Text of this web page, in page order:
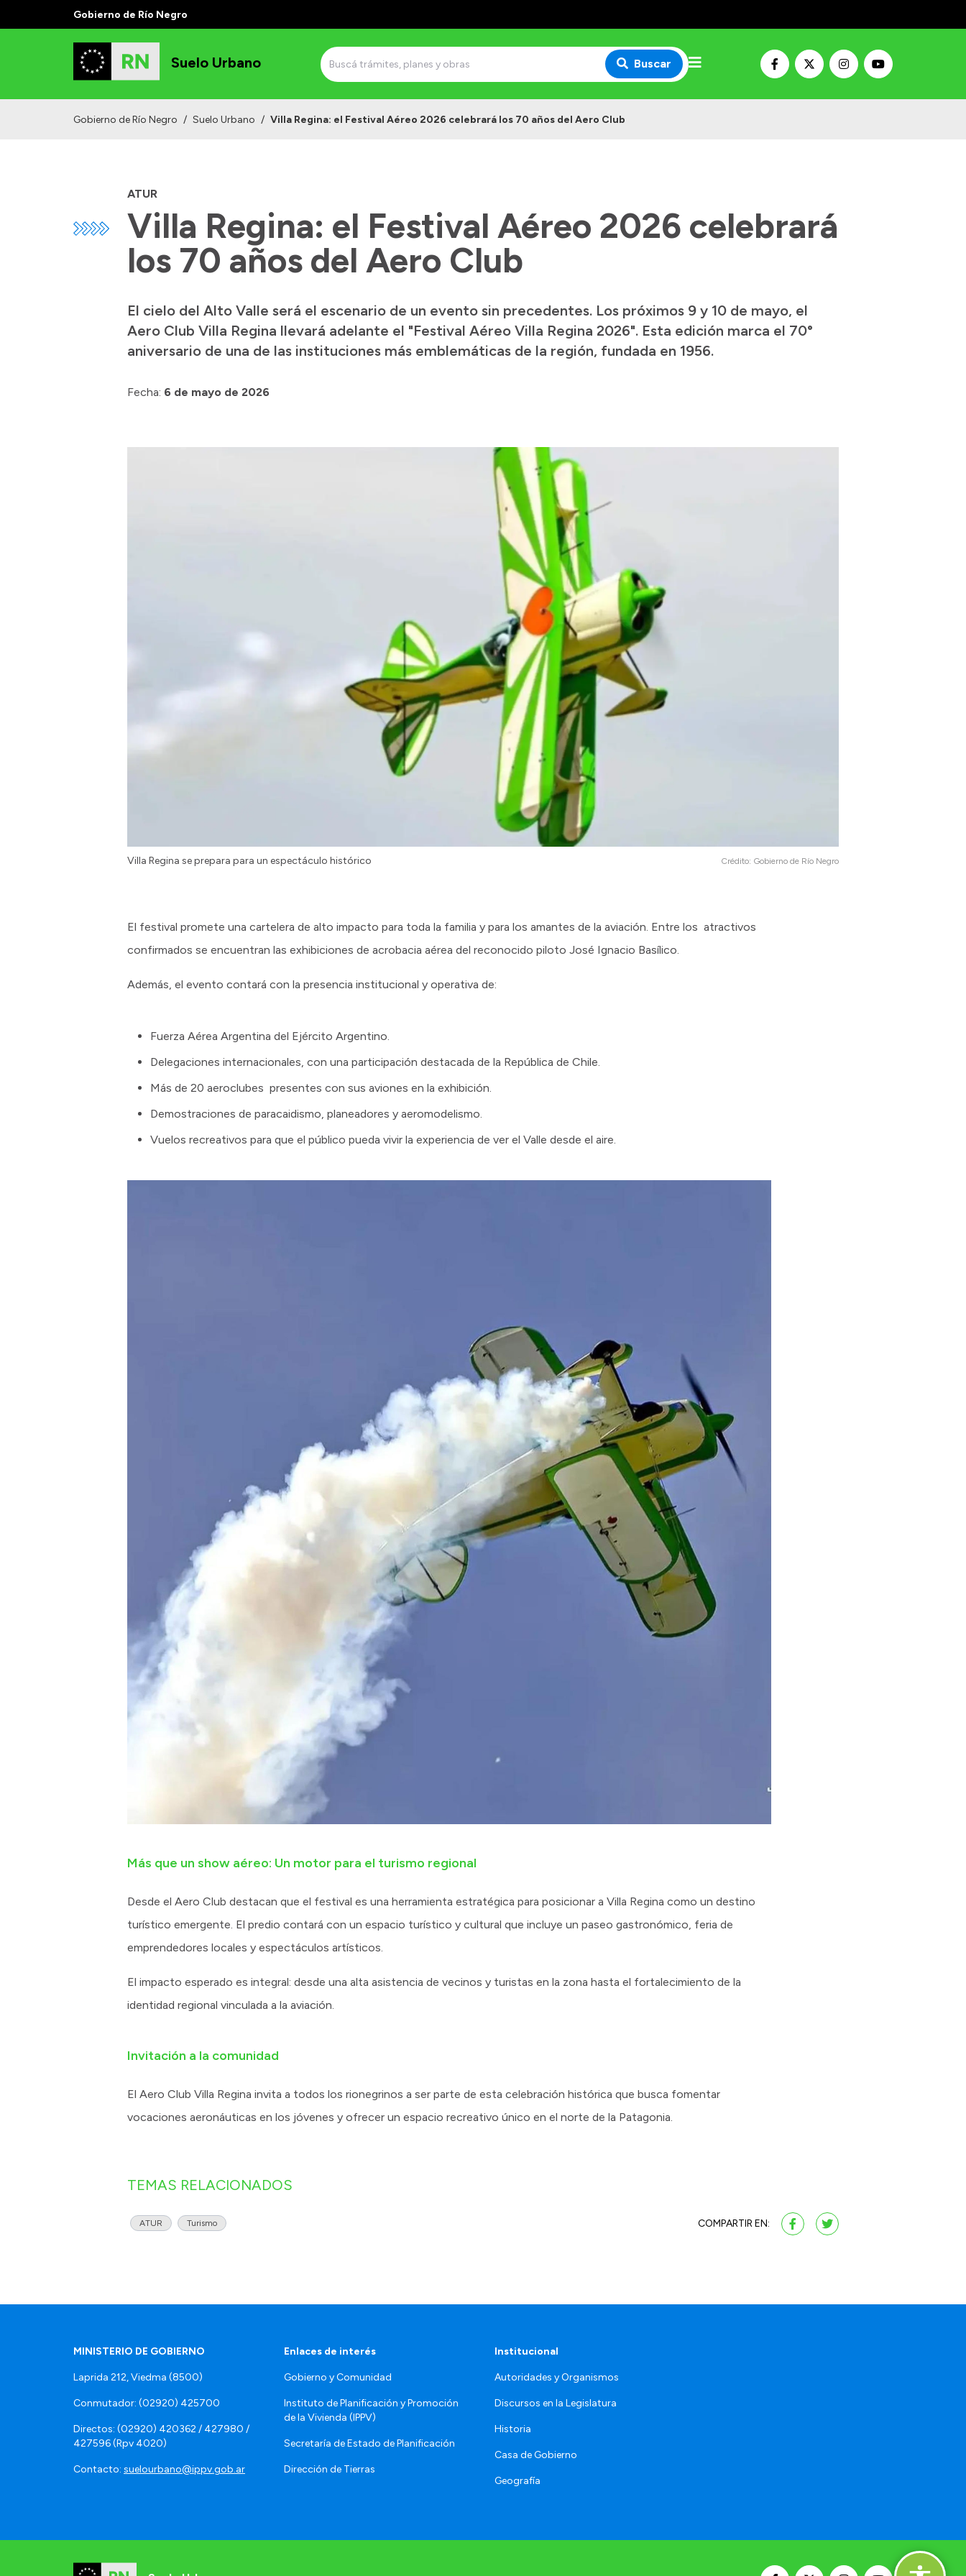
Gobierno de Río Negro
Suelo Urbano Buscar
Gobierno de Río Negro / Suelo Urbano / Villa Regina: el Festival Aéreo 2026 celebrará los 70 años del Aero Club
ATUR
Villa Regina: el Festival Aéreo 2026 celebrará
los 70 años del Aero Club
El cielo del Alto Valle será el escenario de un evento sin precedentes. Los próximos 9 y 10 de mayo, el
Aero Club Villa Regina llevará adelante el "Festival Aéreo Villa Regina 2026". Esta edición marca el 70°
aniversario de una de las instituciones más emblemáticas de la región, fundada en 1956.
Fecha: 6 de mayo de 2026
Villa Regina se prepara para un espectáculo histórico Crédito: Gobierno de Río Negro
El festival promete una cartelera de alto impacto para toda la familia y para los amantes de la aviación. Entre los atractivos
confirmados se encuentran las exhibiciones de acrobacia aérea del reconocido piloto José Ignacio Basílico.
Además, el evento contará con la presencia institucional y operativa de:
Fuerza Aérea Argentina del Ejército Argentino.
Delegaciones internacionales, con una participación destacada de la República de Chile.
Más de 20 aeroclubes presentes con sus aviones en la exhibición.
Demostraciones de paracaidismo, planeadores y aeromodelismo.
Vuelos recreativos para que el público pueda vivir la experiencia de ver el Valle desde el aire.
Más que un show aéreo: Un motor para el turismo regional
Desde el Aero Club destacan que el festival es una herramienta estratégica para posicionar a Villa Regina como un destino
turístico emergente. El predio contará con un espacio turístico y cultural que incluye un paseo gastronómico, feria de
emprendedores locales y espectáculos artísticos.
El impacto esperado es integral: desde una alta asistencia de vecinos y turistas en la zona hasta el fortalecimiento de la
identidad regional vinculada a la aviación.
Invitación a la comunidad
El Aero Club Villa Regina invita a todos los rionegrinos a ser parte de esta celebración histórica que busca fomentar
vocaciones aeronáuticas en los jóvenes y ofrecer un espacio recreativo único en el norte de la Patagonia.
TEMAS RELACIONADOS
ATUR Turismo COMPARTIR EN:
MINISTERIO DE GOBIERNO
Laprida 212, Viedma (8500)
Conmutador: (02920) 425700
Directos: (02920) 420362 / 427980 /
427596 (Rpv 4020)
Contacto: suelourbano@ippv.gob.ar
Enlaces de interés
Gobierno y Comunidad
Instituto de Planificación y Promoción
de la Vivienda (IPPV)
Secretaría de Estado de Planificación
Dirección de Tierras
Institucional
Autoridades y Organismos
Discursos en la Legislatura
Historia
Casa de Gobierno
Geografía